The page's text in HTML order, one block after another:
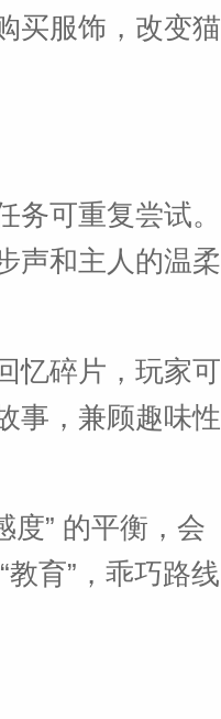
买服饰，改变猫
可重复尝试。
声和主人的温柔
忆碎片，玩家可
事，兼顾趣味性
度” 的平衡，会
育”，乖巧路线